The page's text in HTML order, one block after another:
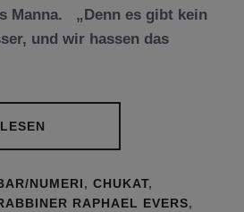
Manna. „Denn es gibt kein
und wir hassen das
NUMERI, CHUKAT,
RAPHAEL EVERS,